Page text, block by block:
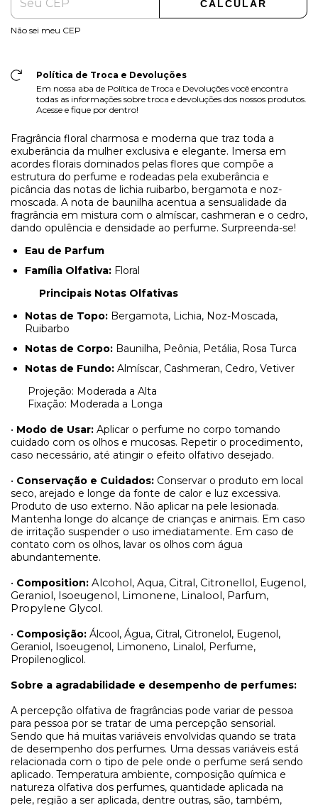
CALCULAR
Não sei meu CEP
Política de Troca e Devoluções
Em nossa aba de Política de Troca e Devoluções você encontra
todas as informações sobre troca e devoluções dos nossos produtos.
Acesse e fique por dentro!
Fragrância floral charmosa e moderna que traz toda a
exuberância da mulher exclusiva e elegante. Imersa em
acordes florais dominados pelas flores que compõe a
estrutura do perfume e rodeadas pela exuberância e
picância das notas de lichia ruibarbo, bergamota e noz-
moscada. A nota de baunilha acentua a sensualidade da
fragrância em mistura com o almíscar, cashmeran e o cedro,
dando opulência e densidade ao perfume. Surpreenda-se!
Eau de Parfum
Família Olfativa: Floral
Principais Notas Olfativas
Notas de Topo: Bergamota, Lichia, Noz-Moscada,
Ruibarbo
Notas de Corpo: Baunilha, Peônia, Petália, Rosa Turca
Notas de Fundo: Almíscar, Cashmeran, Cedro, Vetiver
Projeção: Moderada a Alta
Fixação: Moderada a Longa
• Modo de Usar: Aplicar o perfume no corpo tomando
cuidado com os olhos e mucosas. Repetir o procedimento,
caso necessário, até atingir o efeito olfativo desejado.
• Conservação e Cuidados: Conservar o produto em local
seco, arejado e longe da fonte de calor e luz excessiva.
Produto de uso externo. Não aplicar na pele lesionada.
Mantenha longe do alcançe de crianças e animais. Em caso
de irritação suspender o uso imediatamente. Em caso de
contato com os olhos, lavar os olhos com água
abundantemente.
• Composition: Alcohol, Aqua, Citral, Citronellol, Eugenol,
Geraniol, Isoeugenol, Limonene, Linalool, Parfum,
Propylene Glycol.
• Composição: Álcool, Água, Citral, Citronelol, Eugenol,
Geraniol, Isoeugenol, Limoneno, Linalol, Perfume,
Propilenoglicol.
Sobre a agradabilidade e desempenho de perfumes:
A percepção olfativa de fragrâncias pode variar de pessoa
para pessoa por se tratar de uma percepção sensorial.
Sendo que há muitas variáveis envolvidas quando se trata
de desempenho dos perfumes. Uma dessas variáveis está
relacionada com o tipo de pele onde o perfume será sendo
aplicado. Temperatura ambiente, composição química e
natureza olfativa dos perfumes, quantidade aplicada na
pele, região a ser aplicada, dentre outras, são, também,